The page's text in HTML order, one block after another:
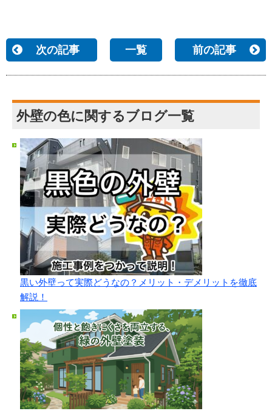
次の記事 一覧 前の記事
外壁の色に関するブログ一覧
黒い外壁って実際どうなの？メリット・デメリットを徹底
解説！